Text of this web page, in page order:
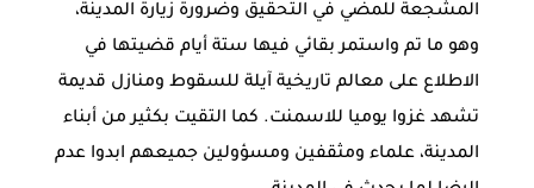
المشجعة للمضي في التحقيق وضرورة زيارة المدينة،
وهو ما تم واستمر بقائي فيها ستة أيام قضيتها في
الاطلاع على معالم تاريخية آيلة للسقوط ومنازل قديمة
تشهد غزوا يوميا للاسمنت. كما التقيت بكثير من أبناء
المدينة، علماء ومثقفين ومسؤولين جميعهم ابدوا عدم